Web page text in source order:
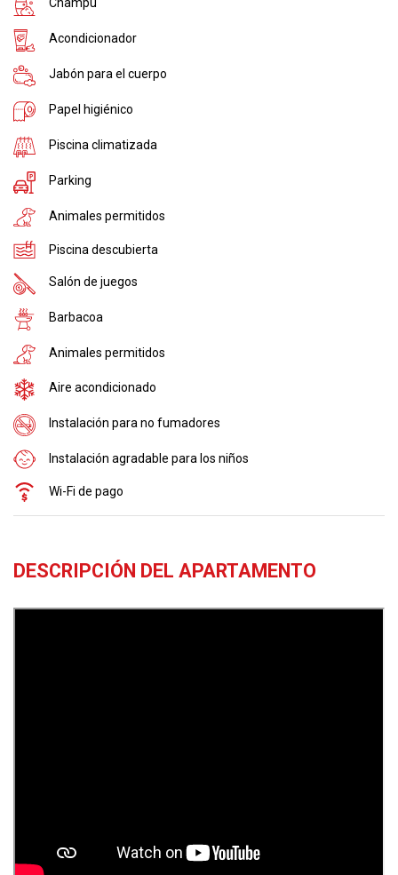
Acondicionador
Jabón para el cuerpo
Papel higiénico
Piscina climatizada
Parking
Animales permitidos
Piscina descubierta
Salón de juegos
Barbacoa
Animales permitidos
Aire acondicionado
Instalación para no fumadores
Instalación agradable para los niños
Wi-Fi de pago
DESCRIPCIÓN DEL APARTAMENTO